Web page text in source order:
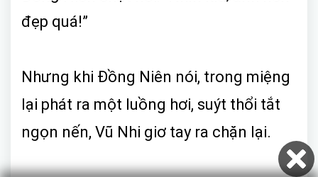
đẹp quá!”
Nhưng khi Đồng Niên nói, trong miệng
lại phát ra một luồng hơi, su‎ýt thổi tắt
ngọn nến, Vũ Nhi giơ tay ra chặn lại.